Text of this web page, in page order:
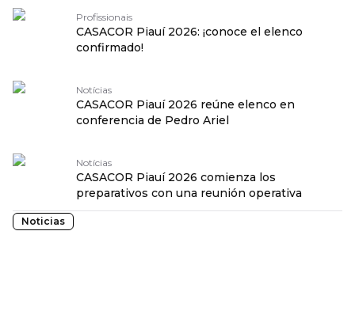
Profissionais
CASACOR Piauí 2026: ¡conoce el elenco
confirmado!
Notícias
CASACOR Piauí 2026 reúne elenco en
conferencia de Pedro Ariel
Notícias
CASACOR Piauí 2026 comienza los
preparativos con una reunión operativa
Noticias